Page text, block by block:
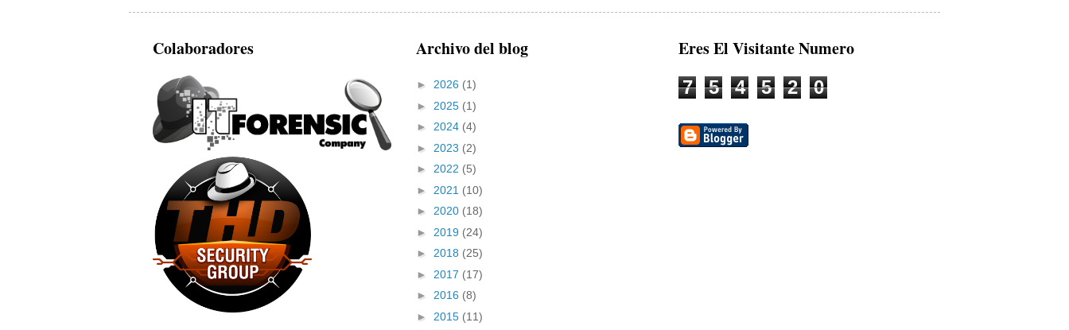
Colaboradores Archivo del blog
► 2026 (1)
► 2025 (1)
► 2024 (4)
► 2023 (2)
► 2022 (5)
► 2021 (10)
► 2020 (18)
► 2019 (24)
► 2018 (25)
► 2017 (17)
► 2016 (8)
► 2015 (11)
Eres El Visitante Numero
7 5 4 5 2 0